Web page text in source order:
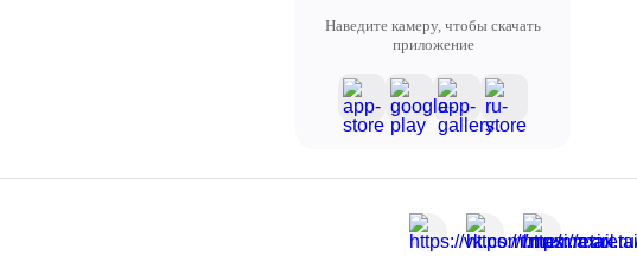
Наведите камеру, чтобы скачать
приложение